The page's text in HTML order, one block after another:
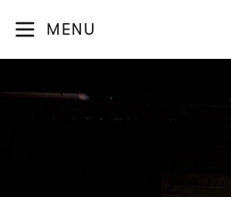
MENU